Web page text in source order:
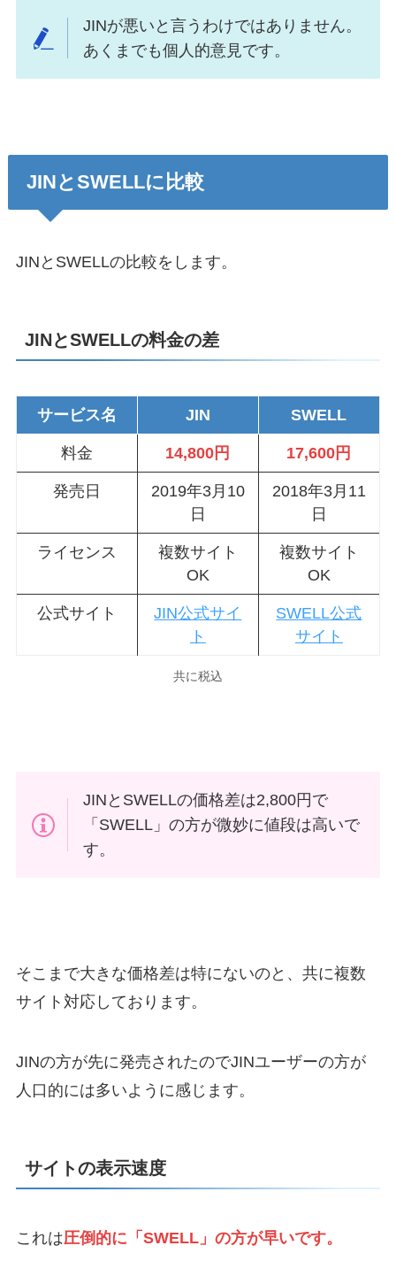
JINが悪いと言うわけではありません。
あくまでも個人的意見です。
JINとSWELLに比較
JINとSWELLの比較をします。
JINとSWELLの料金の差
サービス名 JIN SWELL
料金 14,800円 17,600円
発売日
2019年3月10
日
2018年3月11
日
ライセンス
複数サイト
OK
複数サイト
OK
公式サイト
JIN公式サイ
ト
SWELL公式
サイト
共に税込
JINとSWELLの価格差は2,800円で
「SWELL」の方が微妙に値段は高いで
す。
そこまで大きな価格差は特にないのと、共に複数
サイト対応しております。
JINの方が先に発売されたのでJINユーザーの方が
人口的には多いように感じます。
サイトの表示速度
これは圧倒的に「SWELL」の方が早いです。